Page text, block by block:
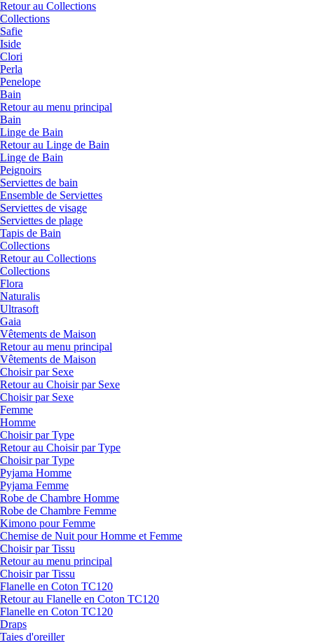
Retour au Collections
Collections
Safie
Iside
Clori
Perla
Penelope
Bain
Retour au menu principal
Bain
Linge de Bain
Retour au Linge de Bain
Linge de Bain
Peignoirs
Serviettes de bain
Ensemble de Serviettes
Serviettes de visage
Serviettes de plage
Tapis de Bain
Collections
Retour au Collections
Collections
Flora
Naturalis
Ultrasoft
Gaia
Vêtements de Maison
Retour au menu principal
Vêtements de Maison
Choisir par Sexe
Retour au Choisir par Sexe
Choisir par Sexe
Femme
Homme
Choisir par Type
Retour au Choisir par Type
Choisir par Type
Pyjama Homme
Pyjama Femme
Robe de Chambre Homme
Robe de Chambre Femme
Kimono pour Femme
Chemise de Nuit pour Homme et Femme
Choisir par Tissu
Retour au menu principal
Choisir par Tissu
Flanelle en Coton TC120
Retour au Flanelle en Coton TC120
Flanelle en Coton TC120
Draps
Taies d'oreiller